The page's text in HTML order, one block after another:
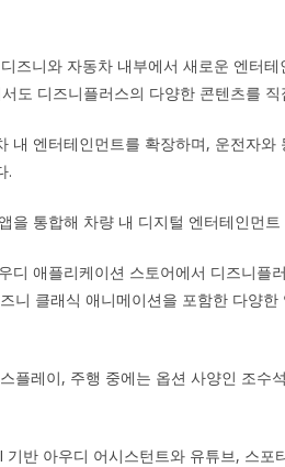
즈니와 자동차 내부에서 새로운 엔터
도 디즈니플러스의 다양한 콘텐츠를
내 엔터테인먼트를 확장하며, 운전자
.
을 통합해 차량 내 디지털 엔터테인먼
디 애플리케이션 스토어에서 디즈니플
니 클래식 애니메이션을 포함한 다양
플레이, 주행 중에는 옵션 사양인 조수
반 아우디 어시스턴트와 유튜브, 스